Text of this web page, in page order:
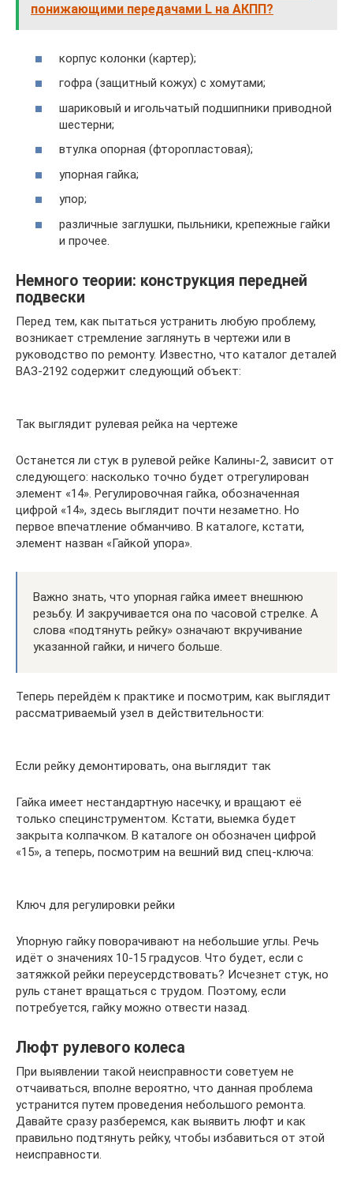
понижающими передачами L на АКПП?
корпус колонки (картер);
гофра (защитный кожух) с хомутами;
шариковый и игольчатый подшипники приводной
шестерни;
втулка опорная (фторопластовая);
упорная гайка;
упор;
различные заглушки, пыльники, крепежные гайки
и прочее.
Немного теории: конструкция передней
подвески
Перед тем, как пытаться устранить любую проблему,
возникает стремление заглянуть в чертежи или в
руководство по ремонту. Известно, что каталог деталей
ВАЗ-2192 содержит следующий объект:
Так выглядит рулевая рейка на чертеже
Останется ли стук в рулевой рейке Калины-2, зависит от
следующего: насколько точно будет отрегулирован
элемент «14». Регулировочная гайка, обозначенная
цифрой «14», здесь выглядит почти незаметно. Но
первое впечатление обманчиво. В каталоге, кстати,
элемент назван «Гайкой упора».
Важно знать, что упорная гайка имеет внешнюю
резьбу. И закручивается она по часовой стрелке. А
слова «подтянуть рейку» означают вкручивание
указанной гайки, и ничего больше.
Теперь перейдём к практике и посмотрим, как выглядит
рассматриваемый узел в действительности:
Если рейку демонтировать, она выглядит так
Гайка имеет нестандартную насечку, и вращают её
только специнструментом. Кстати, выемка будет
закрыта колпачком. В каталоге он обозначен цифрой
«15», а теперь, посмотрим на вешний вид спец-ключа:
Ключ для регулировки рейки
Упорную гайку поворачивают на небольшие углы. Речь
идёт о значениях 10-15 градусов. Что будет, если с
затяжкой рейки переусердствовать? Исчезнет стук, но
руль станет вращаться с трудом. Поэтому, если
потребуется, гайку можно отвести назад.
Люфт рулевого колеса
При выявлении такой неисправности советуем не
отчаиваться, вполне вероятно, что данная проблема
устранится путем проведения небольшого ремонта.
Давайте сразу разберемся, как выявить люфт и как
правильно подтянуть рейку, чтобы избавиться от этой
неисправности.